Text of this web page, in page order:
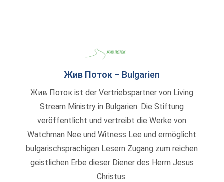
Жив Поток – Bulgarien
Жив Поток ist der Vertriebspartner von Living
Stream Ministry in Bulgarien. Die Stiftung
veröffentlicht und vertreibt die Werke von
Watchman Nee und Witness Lee und ermöglicht
bulgarischsprachigen Lesern Zugang zum reichen
geistlichen Erbe dieser Diener des Herrn Jesus
Christus.